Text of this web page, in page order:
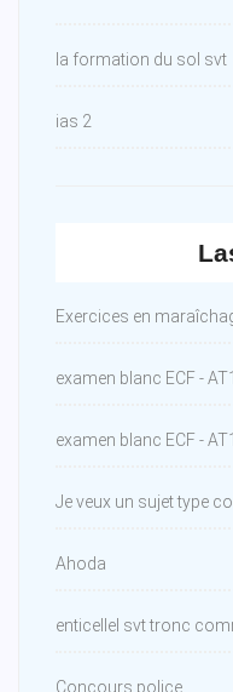
la formation du sol svt
ias 2
Exercices en
examen blanc ECF - AT1
examen blanc ECF - AT1
Je veux un sujet type
Ahoda
enticellel svt tronc
Concours police